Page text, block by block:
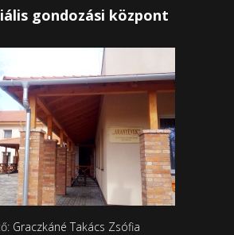
gondozási központ
Graczkáné Takács Zsófia